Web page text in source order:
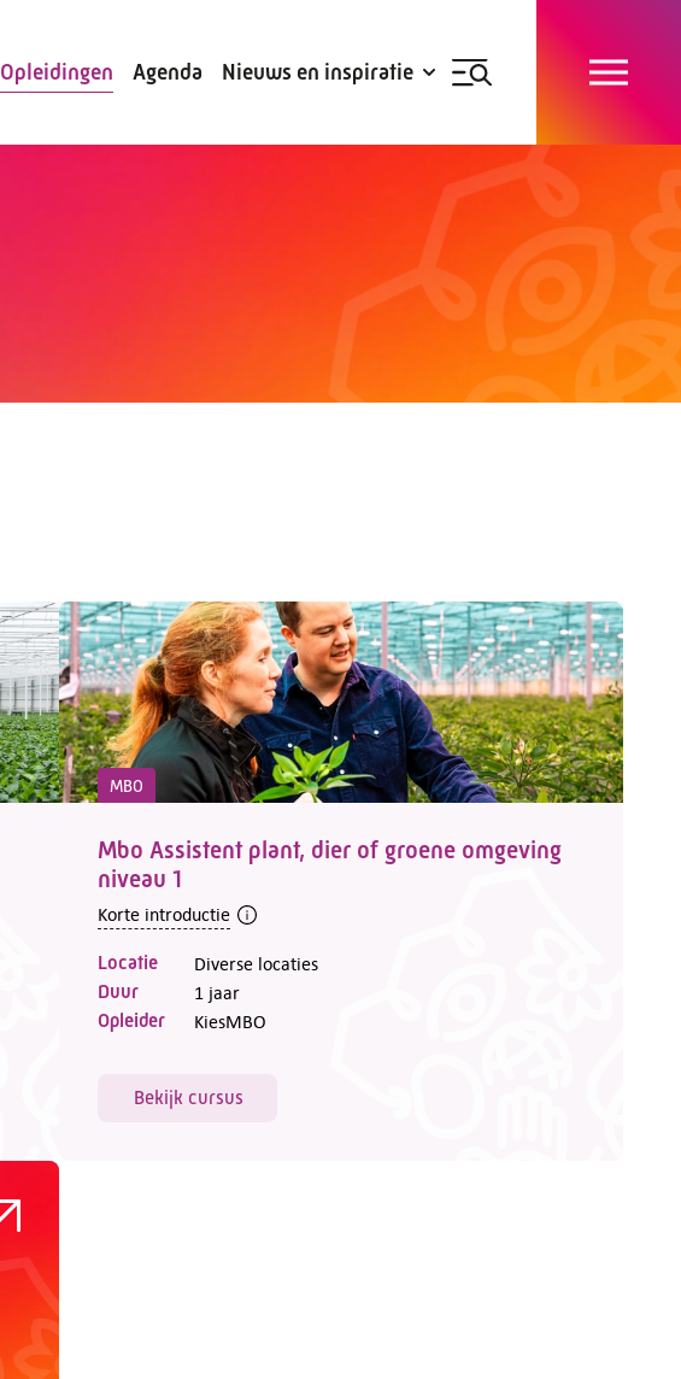
Opleidingen Agenda Nieuws en inspiratie
Nieuwsbrief
MBO
Mbo Assistent plant, dier of groene omgeving
niveau 1
Korte introductie
Locatie Diverse locaties
Duur 1 jaar
Opleider KiesMBO
Bekijk cursus